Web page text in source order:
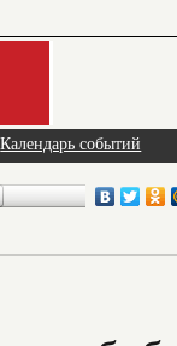
Календарь событий